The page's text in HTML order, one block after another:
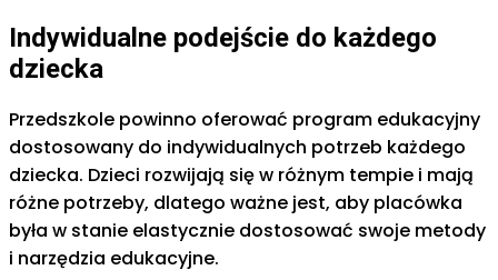
Indywidualne podejście do każdego
dziecka
Przedszkole powinno oferować program edukacyjny
dostosowany do indywidualnych potrzeb każdego
dziecka. Dzieci rozwijają się w różnym tempie i mają
różne potrzeby, dlatego ważne jest, aby placówka
była w stanie elastycznie dostosować swoje metody
i narzędzia edukacyjne.